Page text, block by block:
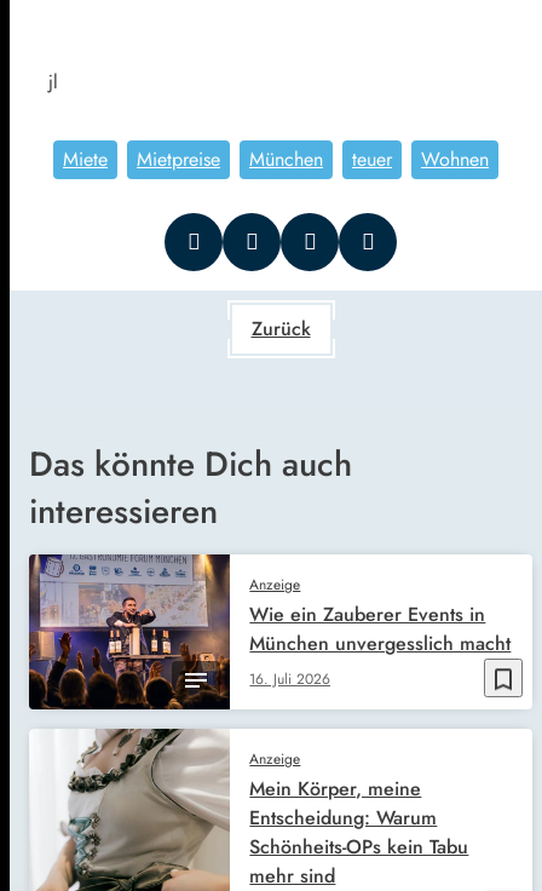
jl
Miete Mietpreise München teuer Wohnen
Zurück
Das könnte Dich auch
interessieren
bookmark_border
Anzeige
16. Juli 2026
Wie ein Zauberer Events in
München unvergesslich macht
Anzeige
Mein Körper, meine
Entscheidung: Warum
Schönheits-OPs kein Tabu
mehr sind